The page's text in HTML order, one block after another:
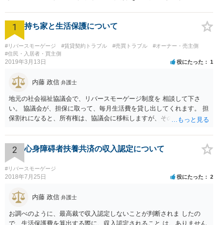
1 持ち家と生活保護について
#リバースモーゲージ #賃貸契約トラブル #売買トラブル
#オーナー・売主側
#住民・入居者・買主側
2019年3月13日 役にたった 1
内藤 政信 弁護士
地元の社会福祉協議会で、リバースモーゲージ制度を 相談して下さ
い。 協議会が、担保に取って、毎月生活費を貸し出してくれます。 担
保割れになると、所有権は、協議会に移転しますが、その とき、生活
って居住できますね。
2 心身障碍者扶養共済の収入認定について
#リバースモーゲージ
2018年7月25日 役にたった 2
内藤 政信 弁護士
お調べのように、最高裁で収入認定しないことが判断されま したの
で、生活保護費を算出する際に、収入認定されること は、ありません